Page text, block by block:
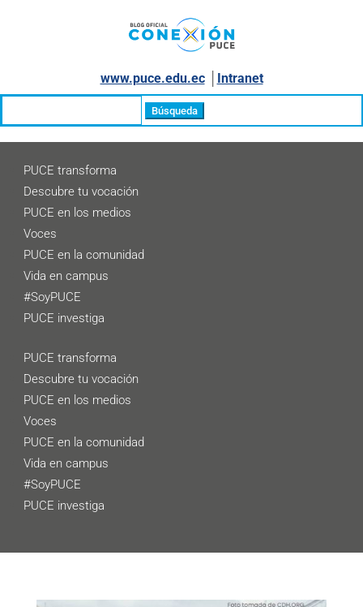
www.puce.edu.ec│ Intranet
PUCE transforma
Descubre tu vocación
PUCE en los medios
Voces
PUCE en la comunidad
Vida en campus
#SoyPUCE
PUCE investiga
PUCE transforma
Descubre tu vocación
PUCE en los medios
Voces
PUCE en la comunidad
Vida en campus
#SoyPUCE
PUCE investiga